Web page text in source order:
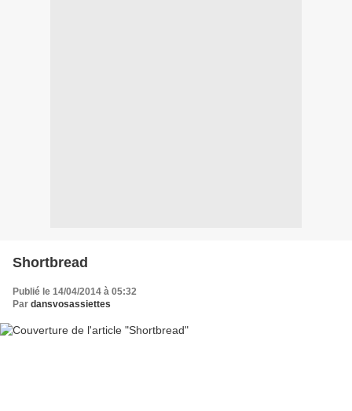
Shortbread
Publié le 14/04/2014 à 05:32
Par dansvosassiettes